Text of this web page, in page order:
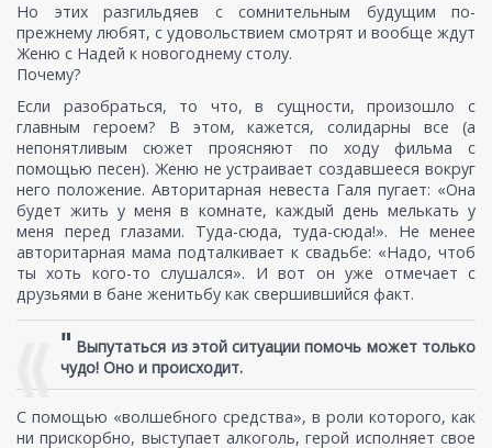
Но этих разгильдяев с сомнительным будущим по-
прежнему любят, с удовольствием смотрят и вообще ждут
Женю с Надей к новогоднему столу.
Почему?
Если разобраться, то что, в сущности, произошло с
главным героем? В этом, кажется, солидарны все (а
непонятливым сюжет проясняют по ходу фильма с
помощью песен). Женю не устраивает создавшееся вокруг
него положение. Авторитарная невеста Галя пугает: «Она
будет жить у меня в комнате, каждый день мелькать у
меня перед глазами. Туда-сюда, туда-сюда!». Не менее
авторитарная мама подталкивает к свадьбе: «Надо, чтоб
ты хоть кого-то слушался». И вот он уже отмечает с
друзьями в бане женитьбу как свершившийся факт.
" Выпутаться из этой ситуации помочь может только
чудо! Оно и происходит.
С помощью «волшебного средства», в роли которого, как
ни прискорбно, выступает алкоголь, герой исполняет свое